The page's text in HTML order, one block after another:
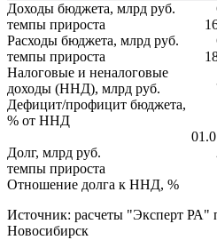
Доходы бюджета, млрд руб.
темпы прироста
Расходы бюджета, млрд руб.
темпы прироста
Налоговые и неналоговые
доходы (ННД), млрд руб.
Дефицит/профицит бюджета,
% от ННД
Долг, млрд руб.
темпы прироста
Отношение долга к ННД, %
Источник: расчеты "Эксперт РА"
Новосибирск